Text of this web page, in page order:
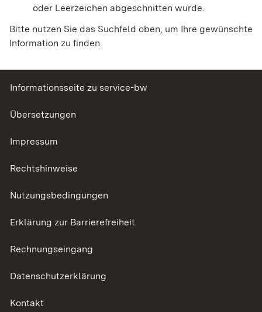
oder Leerzeichen abgeschnitten wurde.
Bitte nutzen Sie das Suchfeld oben, um Ihre gewünschte
Information zu finden.
Informationsseite zu service-bw
Übersetzungen
Impressum
Rechtshinweise
Nutzungsbedingungen
Erklärung zur Barrierefreiheit
Rechnungseingang
Datenschutzerklärung
Kontakt